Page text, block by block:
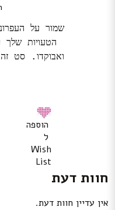
שמור על
הטעויות
ואבוקדו. סט
הוספה
ל
Wish
List
חוות דעת
אין עדיין חוות דעת.